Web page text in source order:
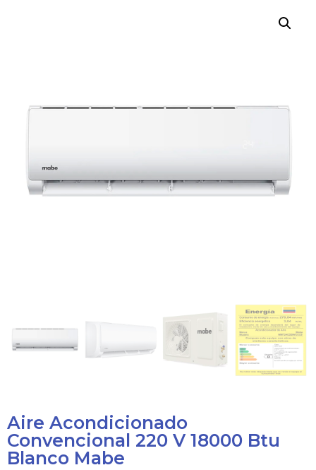
Aire Acondicionado
Convencional 220 V 18000 Btu
Blanco Mabe